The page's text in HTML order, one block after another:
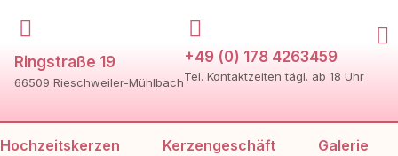
Ringstraße 19
66509 Rieschweiler-Mühlbach
+49 (0) 178 4263459
Tel. Kontaktzeiten tägl. ab 18 Uhr
Hochzeitskerzen Kerzengeschäft Galerie